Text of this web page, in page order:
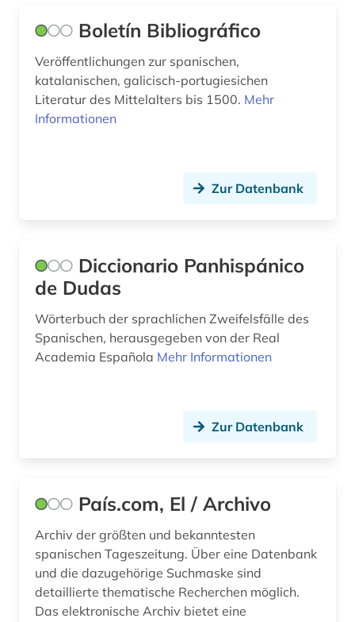
nachschlagewerk (2)
nationalbibliografie (1)
naturwissenschaft und technik
&lt;unterrichtsfach&gt; (1)
personenlexikon (1)
polnisch (1)
portugal (6)
rezension (1)
romanische philologie (2)
romanist (1)
Boletín Bibliográfico
Veröffentlichungen zur spanischen,
katalanischen, galicisch-portugiesichen
Literatur des Mittelalters bis 1500. Mehr
Informationen
Zur Datenbank
Diccionario Panhispánico
de Dudas
Wörterbuch der sprachlichen Zweifelsfälle des
Spanischen, herausgegeben von der Real
Academia Española Mehr Informationen
Zur Datenbank
País.com, El / Archivo
Archiv der größten und bekanntesten
spanischen Tageszeitung. Über eine Datenbank
und die dazugehörige Suchmaske sind
detaillierte thematische Recherchen möglich.
Das elektronische Archiv bietet eine